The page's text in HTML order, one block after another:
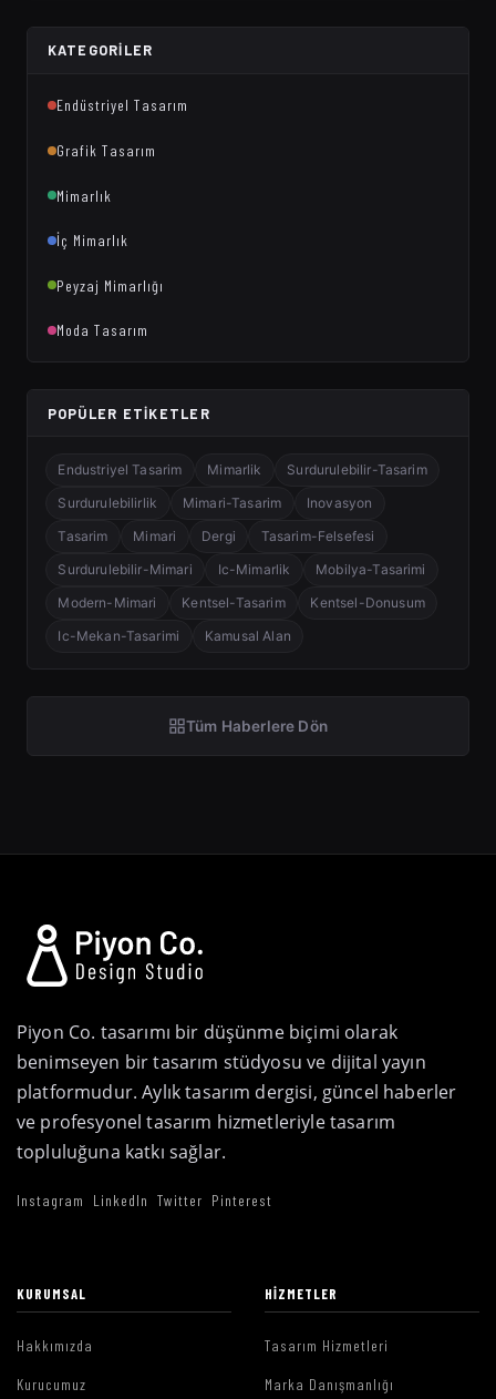
KATEGORILER
Endüstriyel Tasarım
Grafik Tasarım
Mimarlık
İç Mimarlık
Peyzaj Mimarlığı
Moda Tasarım
POPÜLER ETIKETLER
Endustriyel Tasarim Mimarlik
Surdurulebilir-Tasarim
Surdurulebilirlik
Mimari-Tasarim
Inovasyon
Tasarim
Mimari Dergi
Tasarim-Felsefesi
Surdurulebilir-Mimari
Ic-Mimarlik
Mobilya-Tasarimi
Modern-Mimari
Kentsel-Tasarim
Kentsel-Donusum
Ic-Mekan-Tasarimi
Kamusal Alan
Tüm Haberlere Dön
Piyon Co. tasarımı bir düşünme biçimi olarak
benimseyen bir tasarım stüdyosu ve dijital yayın
platformudur. Aylık tasarım dergisi, güncel haberler
ve profesyonel tasarım hizmetleriyle tasarım
topluluğuna katkı sağlar.
Instagram LinkedIn Twitter Pinterest
KURUMSAL
Hakkımızda
Kurucumuz
HIZMETLER
Tasarım Hizmetleri
Marka Danışmanlığı